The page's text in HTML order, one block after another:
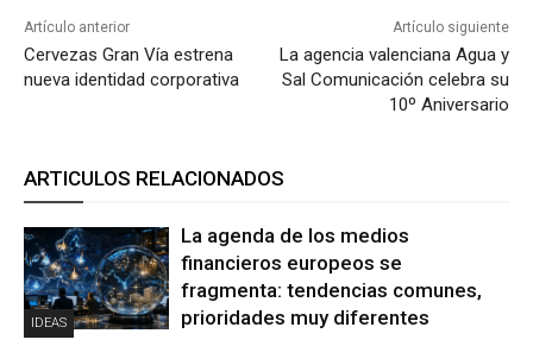
Artículo anterior
Cervezas Gran Vía estrena
nueva identidad corporativa
Artículo siguiente
La agencia valenciana Agua y
Sal Comunicación celebra su
10º Aniversario
ARTICULOS RELACIONADOS
IDEAS
La agenda de los medios
financieros europeos se
fragmenta: tendencias comunes,
prioridades muy diferentes